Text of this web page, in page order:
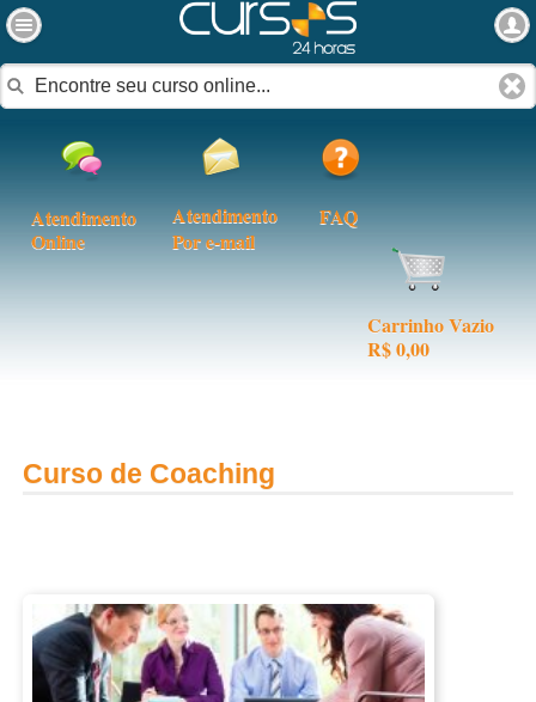
Atendimento
Online
Atendimento
Por e-mail
FAQ
Carrinho Vazio
R$ 0,00
Curso de Coaching